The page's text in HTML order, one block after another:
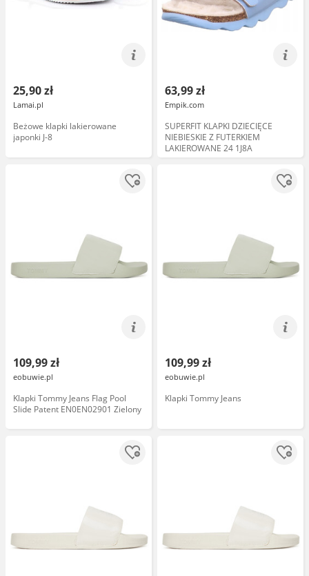
25,90 zł
Lamai.pl
Beżowe klapki lakierowane
japonki J-8
63,99 zł
Empik.com
SUPERFIT KLAPKI DZIECIĘCE
NIEBIESKIE Z FUTERKIEM
LAKIEROWANE 24 1J8A
109,99 zł
eobuwie.pl
Klapki Tommy Jeans Flag Pool
Slide Patent EN0EN02901 Zielony
109,99 zł
eobuwie.pl
Klapki Tommy Jeans